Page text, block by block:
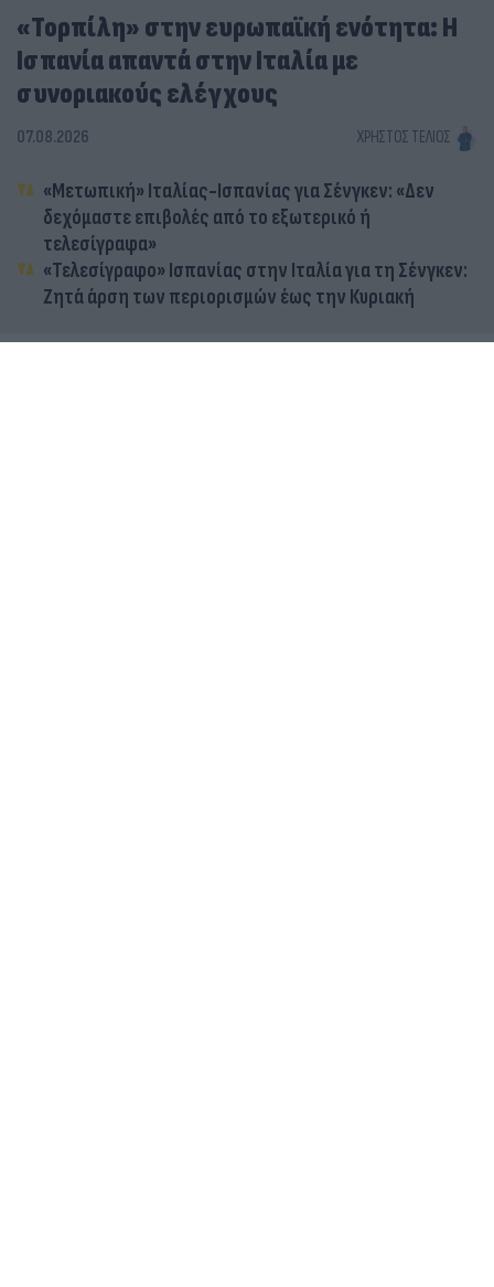
«Τορπίλη» στην ευρωπαϊκή ενότητα: Η
Ισπανία απαντά στην Ιταλία με
συνοριακούς ελέγχους
07.08.2026 ΧΡΉΣΤΟΣ ΤΈΛΙΟΣ
«Μετωπική» Ιταλίας-Ισπανίας για Σένγκεν: «Δεν
δεχόμαστε επιβολές από το εξωτερικό ή
τελεσίγραφα»
«Τελεσίγραφο» Ισπανίας στην Ιταλία για τη Σένγκεν:
Ζητά άρση των περιορισμών έως την Κυριακή